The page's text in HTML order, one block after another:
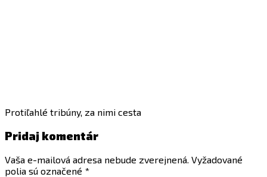
Protiľahlé tribúny, za nimi cesta
Pridaj komentár
Vaša e-mailová adresa nebude zverejnená. Vyžadované
polia sú označené *